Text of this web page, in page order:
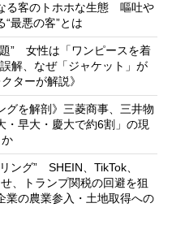
る客のトホホな生態 嘔吐や
最悪の客”とは
” 女性は「ワンピースを着
解、なぜ「ジャケット」が
ターが解説》
グを解剖》三菱商事、三井物
・早大・慶大で約6割」の現
ング” SHEIN、TikTok、
、トランプ関税の回避を狙
の農業参入・土地取得への